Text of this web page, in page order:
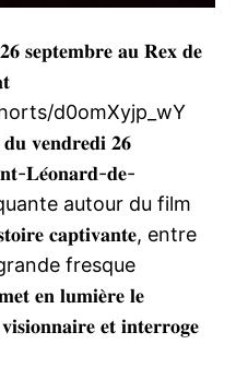
𝐬𝐞𝐩𝐭𝐞𝐦𝐛𝐫𝐞 𝐚𝐮 𝐑𝐞𝐱 𝐝𝐞
d0omXyjp_wY
𝐝𝐮 𝐯𝐞𝐧𝐝𝐫𝐞𝐝𝐢 𝟐𝟔
𝐋𝐞́𝐨𝐧𝐚𝐫𝐝-𝐝𝐞-
autour du film
𝐜𝐚𝐩𝐭𝐢𝐯𝐚𝐧𝐭𝐞, entre
fresque
𝐞𝐧 𝐥𝐮𝐦𝐢𝐞̀𝐫𝐞 𝐥𝐞
𝐞𝐭 𝐢𝐧𝐭𝐞𝐫𝐫𝐨𝐠𝐞